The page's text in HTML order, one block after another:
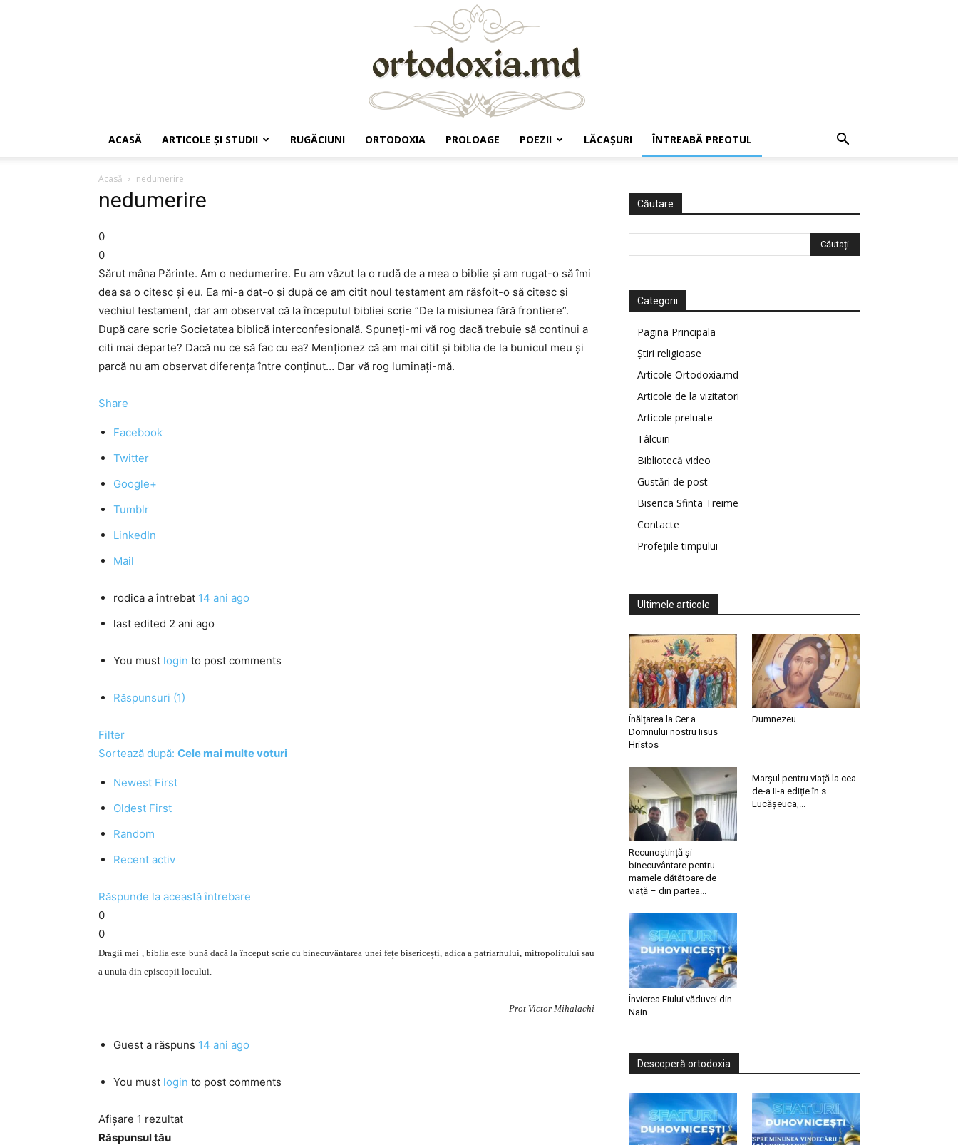
ACASĂ ARTICOLE ŞI STUDII RUGĂCIUNI ORTODOXIA PROLOAGE POEZII LĂCAŞURI ÎNTREABĂ PREOTUL
Acasă nedumerire
nedumerire
0
0
Sărut mâna Părinte. Am o nedumerire. Eu am vâzut la o rudă de a mea o biblie și am rugat-o să îmi
dea sa o citesc și eu. Ea mi-a dat-o și după ce am citit noul testament am răsfoit-o să citesc și
vechiul testament, dar am observat că la începutul bibliei scrie ”De la misiunea fără frontiere”.
După care scrie Societatea biblică interconfesională. Spuneți-mi vă rog dacă trebuie să continui a
citi mai departe? Dacă nu ce să fac cu ea? Menționez că am mai citit și biblia de la bunicul meu și
parcă nu am observat diferența între conținut… Dar vă rog luminați-mă.
Share
Facebook
Twitter
Google+
Tumblr
LinkedIn
Mail
rodica a întrebat 14 ani ago
last edited 2 ani ago
You must login to post comments
Răspunsuri (1)
Filter
Sortează după: Cele mai multe voturi
Newest First
Oldest First
Random
Recent activ
Răspunde la această întrebare
0
0
Dragii mei , biblia este bună dacă la început scrie cu binecuvântarea unei fețe bisericești, adica a patriarhului, mitropolitului sau
a unuia din episcopii locului.
Prot Victor Mihalachi
Guest a răspuns 14 ani ago
You must login to post comments
Afișare 1 rezultat
Răspunsul tău
Căutare
Categorii
Pagina Principala
Știri religioase
Articole Ortodoxia.md
Articole de la vizitatori
Articole preluate
Tâlcuiri
Bibliotecă video
Gustări de post
Biserica Sfinta Treime
Contacte
Profețiile timpului
Ultimele articole
Înălțarea la Cer a
Domnului nostru Iisus
Hristos
Dumnezeu…
Recunoștință și
binecuvântare pentru
mamele dătătoare de
viață – din partea...
Marșul pentru viață la cea
de-a II-a ediție în s.
Lucășeuca,...
Învierea Fiului văduvei din
Nain
Descoperă ortodoxia